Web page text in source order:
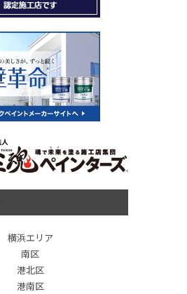
横浜エリア
南区
港北区
港南区